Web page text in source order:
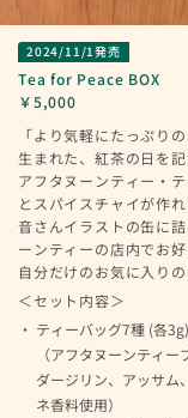
2024/11/1発売
Tea for Peace BOX
￥5,000
「より気軽にたっぷり
生まれた、紅茶の日を
アフタヌーンティー・
とスパイスチャイが作
音さんイラストの缶に
ーンティーの店内でお
自分だけのお気に入り
＜セット内容＞
ティーバッグ7種 (各
（アフタヌーンティ
ダージリン、アッサ
ネ香料使用）